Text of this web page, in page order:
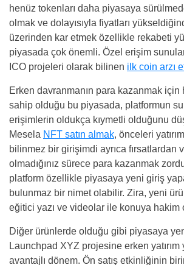
henüz tokenları daha piyasaya
olmak ve dolayısıyla fiyatları
üzerinden kar etmek özellikle rekabeti
piyasada çok önemli. Özel erişim
ICO projeleri olarak bilinen ilk coin arzı
Erken davranmanın para kazanmak için
sahip olduğu bu piyasada, platformun
erişimlerin oldukça kıymetli olduğunu
Mesela NFT satın almak, önceleri
bilinmez bir girişimdi ayrıca fırsatlardan
olmadığınız sürece para kazanmak
platform özellikle piyasaya yeni giriş
bulunmaz bir nimet olabilir. Zira, yeni
eğitici yazı ve videolar ile konuya hakim
Diğer ürünlerde olduğu gibi piyasaya
Launchpad XYZ projesine erken yatırım
avantajlı dönem. Ön satış etkinliğinin